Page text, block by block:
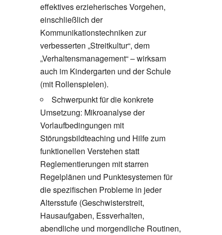
effektives erzieherisches Vorgehen,
einschließlich der
Kommunikationstechniken zur
verbesserten „Streitkultur“, dem
„Verhaltensmanagement“ – wirksam
auch im Kindergarten und der Schule
(mit Rollenspielen).
Schwerpunkt für die konkrete
Umsetzung: Mikroanalyse der
Vorlaufbedingungen mit
Störungsbildteaching und Hilfe zum
funktionellen Verstehen statt
Reglementierungen mit starren
Regelplänen und Punktesystemen für
die spezifischen Probleme in jeder
Altersstufe (Geschwisterstreit,
Hausaufgaben, Essverhalten,
abendliche und morgendliche Routinen,